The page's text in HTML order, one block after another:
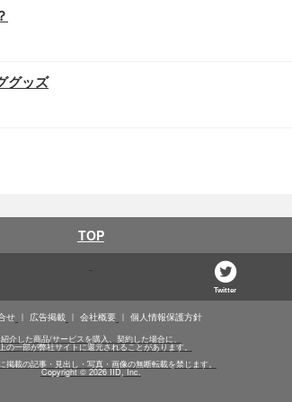
グッズ
TOP
Twitter
せ 広告掲載 会社概要 個人情報保護方針
紹介した商品/サービスを購入、契約した場合に、
の一部が弊社サイトに還元されることがあります。
掲載の記事・見出し・写真・画像の無断転載を禁じます。
Copyright © 2026 IID, Inc.